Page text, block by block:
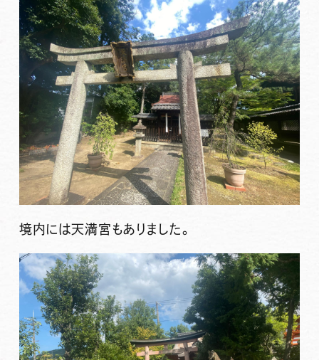
境内には天満宮もありました。